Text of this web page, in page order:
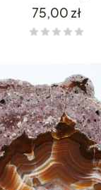
Cena
75,00 zł